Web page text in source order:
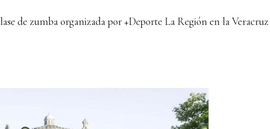
de zumba organizada por +Deporte La Región en la Veracruz